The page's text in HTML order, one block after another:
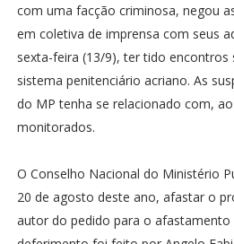
com uma facção criminosa, negou
em coletiva de imprensa com seus
sexta-feira (13/9), ter tido encontros
sistema penitenciário acriano. As
do MP tenha se relacionado com,
monitorados.
O Conselho Nacional do Ministério
20 de agosto deste ano, afastar o
autor do pedido para o